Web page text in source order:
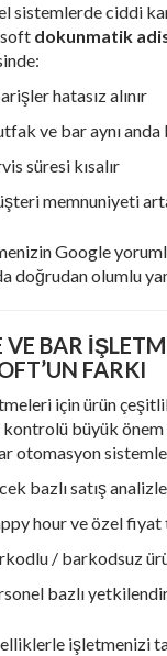
sistemlerde ciddi
dokunmatik
hatasız alınır
ve bar aynı
süresi kısalır
memnuniyeti
Google
doğrudan olumlu
BAR
FARKI
için ürün
büyük önem
otomasyon
bazlı satış
hour ve özel fiyat
/ barkodsuz
bazlı
işletmenizi